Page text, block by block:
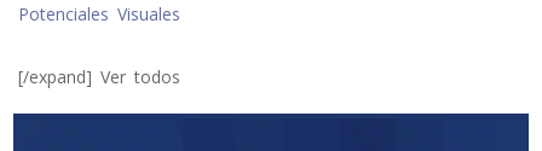
Potenciales Visuales
[/expand] Ver todos